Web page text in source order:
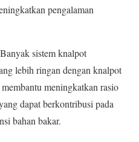
pengalaman
sistem knalpot
lebih ringan dengan knalpot
meningkatkan rasio
dapat berkontribusi pada
bahan bakar.